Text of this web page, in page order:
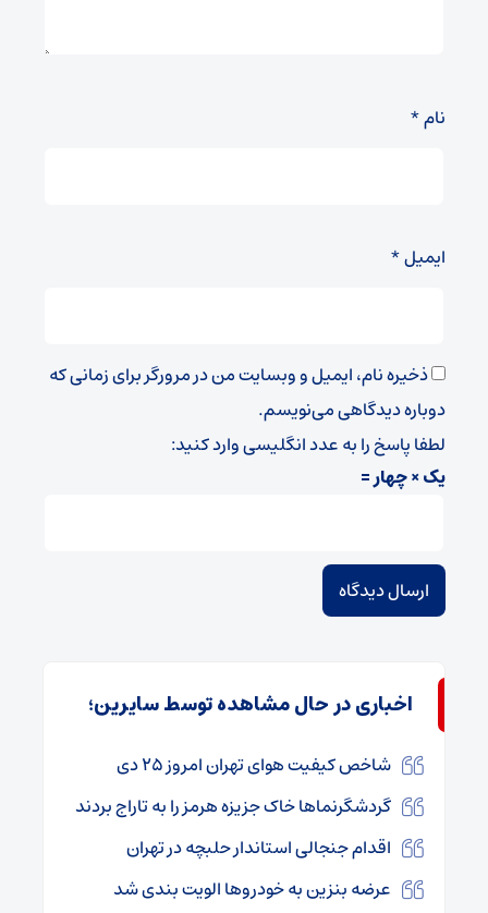
نام*
ایمیل*
ذخیره نام، ایمیل و وبسایت من در مرورگر برای زمانی که
دوباره دیدگاهی می‌نویسم.
لطفا پاسخ را به عدد انگلیسی وارد کنید:
یک × چهار =
اخباری در حال مشاهده توسط سایرین؛
شاخص کیفیت هوای تهران امروز ۲۵ دی
گردشگرنماها خاک جزیزه هرمز را به تاراج بردند
اقدام جنجالی استاندار حلبچه در تهران
عرضه بنزین به خودروها الویت بندی شد